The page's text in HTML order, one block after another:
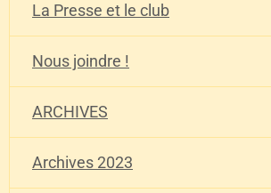
La Presse et le club
Nous joindre !
ARCHIVES
Archives 2023